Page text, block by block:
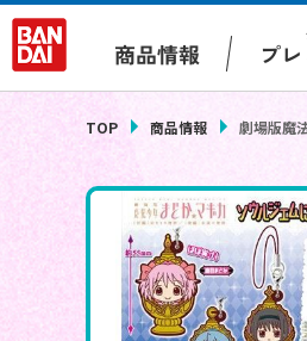
商品情報 プ
TOP 商品情報 劇場版魔